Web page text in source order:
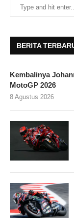
BERITA
Kembalinya
MotoGP 2026
8 Agustus 2026